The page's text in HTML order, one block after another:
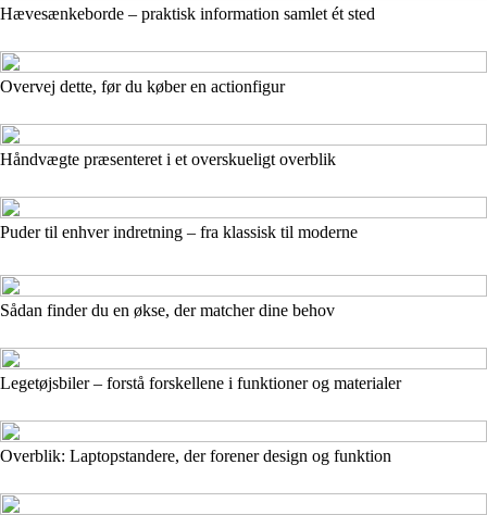
Hævesænkeborde – praktisk information samlet ét sted
Overvej dette, før du køber en actionfigur
Håndvægte præsenteret i et overskueligt overblik
Puder til enhver indretning – fra klassisk til moderne
Sådan finder du en økse, der matcher dine behov
Legetøjsbiler – forstå forskellene i funktioner og materialer
Overblik: Laptopstandere, der forener design og funktion